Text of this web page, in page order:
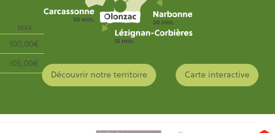
MAX
100,00€
105,00€
Découvrir notre territoire Carte interactive